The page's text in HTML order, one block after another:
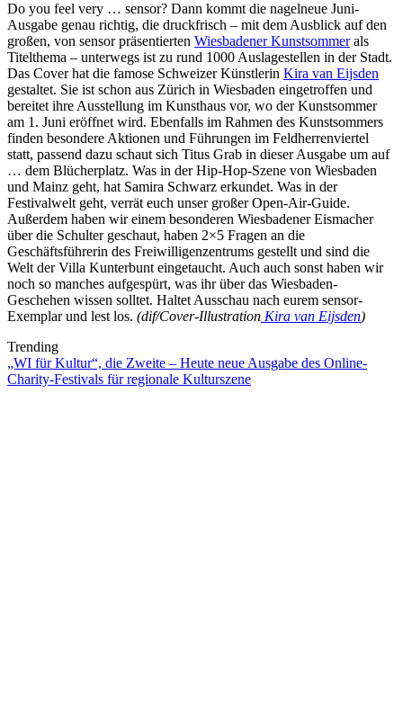
Do you feel very … sensor? Dann kommt die nagelneue Juni-
Ausgabe genau richtig, die druckfrisch – mit dem Ausblick auf den
großen, von sensor präsentierten Wiesbadener Kunstsommerals
Titelthema – unterwegs ist zu rund 1000 Auslagestellen in der Stadt.
Das Cover hat die famose Schweizer Künstlerin Kira van Eijsden
gestaltet. Sie ist schon aus Zürich in Wiesbaden eingetroffen und
bereitet ihre Ausstellung im Kunsthaus vor, wo der Kunstsommer
am 1. Juni eröffnet wird. Ebenfalls im Rahmen des Kunstsommers
finden besondere Aktionen und Führungen im Feldherrenviertel
statt, passend dazu schaut sich Titus Grab in dieser Ausgabe um auf
… dem Blücherplatz. Was in der Hip-Hop-Szene von Wiesbaden
und Mainz geht, hat Samira Schwarz erkundet. Was in der
Festivalwelt geht, verrät euch unser großer Open-Air-Guide.
Außerdem haben wir einem besonderen Wiesbadener Eismacher
über die Schulter geschaut, haben 2×5 Fragen an die
Geschäftsführerin des Freiwilligenzentrums gestellt und sind die
Welt der Villa Kunterbunt eingetaucht. Auch auch sonst haben wir
noch so manches aufgespürt, was ihr über das Wiesbaden-
Geschehen wissen solltet. Haltet Ausschau nach eurem sensor-
Exemplar und lest los. (dif/Cover-Illustration Kira van Eijsden)
Trending
„WI für Kultur“, die Zweite – Heute neue Ausgabe des Online-
Charity-Festivals für regionale Kulturszene